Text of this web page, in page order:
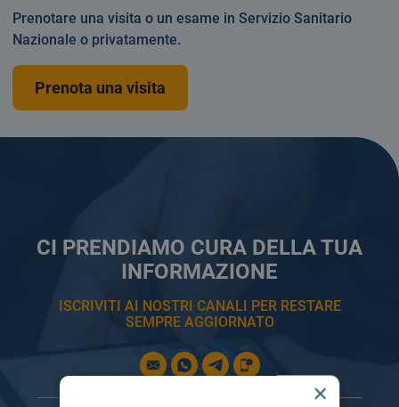
CI PRENDIAMO CURA DELLA TUA
INFORMAZIONE
ISCRIVITI AI NOSTRI CANALI PER RESTARE
SEMPRE AGGIORNATO
Prenotare una visita o un esame in Servizio Sanitario
Nazionale o privatamente.
Prenota una visita
×